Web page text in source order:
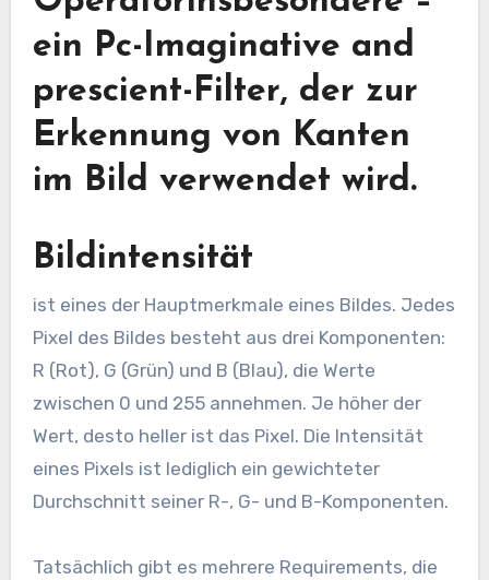
ein Pc-Imaginative and
prescient-Filter, der zur
Erkennung von Kanten
im Bild verwendet wird.
Bildintensität
ist eines der Hauptmerkmale eines Bildes. Jedes
Pixel des Bildes besteht aus drei Komponenten:
R (Rot), G (Grün) und B (Blau), die Werte
zwischen 0 und 255 annehmen. Je höher der
Wert, desto heller ist das Pixel. Die Intensität
eines Pixels ist lediglich ein gewichteter
Durchschnitt seiner R-, G- und B-Komponenten.
Tatsächlich gibt es mehrere Requirements, die